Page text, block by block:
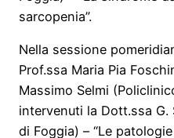
sarcopenia”.
Nella sessione
Prof.ssa Maria Pia
Massimo Selmi
intervenuti la Dott.ssa
di Foggia) – “Le